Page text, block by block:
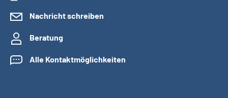
Nachricht schreiben
Beratung
Alle Kontaktmöglichkeiten